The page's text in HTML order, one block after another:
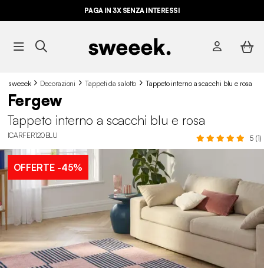
PAGA IN 3X SENZA INTERESSI
sweeek Decorazioni Tappeti da salotto Tappeto interno a scacchi blu e rosa
Fergew
Tappeto interno a scacchi blu e rosa
ICARFER120BLU 5 (1)
OFFERTE-45%